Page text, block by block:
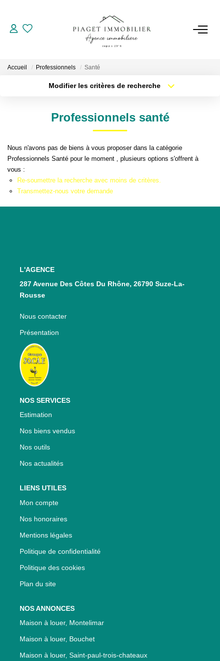
VENTES
Qui Sommes Nous
Notre Équipe
Accueil Professionnels Santé
Modifier les critères de recherche
Plus de critères Créer une alerte
Professionnels santé
Nous n'avons pas de biens à vous proposer dans la catégorie
Professionnels Santé pour le moment , plusieurs options s'offrent à
vous :
Re-soumettre la recherche avec moins de critères.
Transmettez-nous votre demande
L'AGENCE
287 Avenue Des Côtes Du Rhône, 26790 Suze-La-
Rousse
Nous contacter
Présentation
NOS SERVICES
Estimation
Nos biens vendus
Nos outils
Nos actualités
LIENS UTILES
Mon compte
Nos honoraires
Mentions légales
Politique de confidentialité
Politique des cookies
Plan du site
NOS ANNONCES
Maison à louer, Montelimar
Maison à louer, Bouchet
Maison à louer, Saint-paul-trois-chateaux